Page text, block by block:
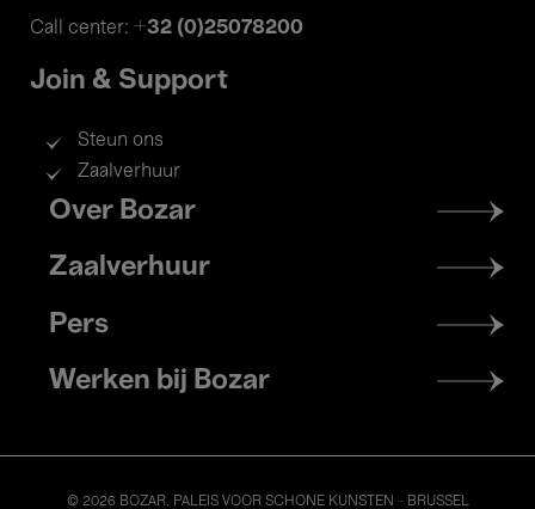
Call center: +32 (0)25078200
Join & Support
Steun ons
Zaalverhuur
Footer
menu
Over Bozar
Zaalverhuur
Pers
Werken bij Bozar
© 2026 BOZAR. PALEIS VOOR SCHONE KUNSTEN - BRUSSEL